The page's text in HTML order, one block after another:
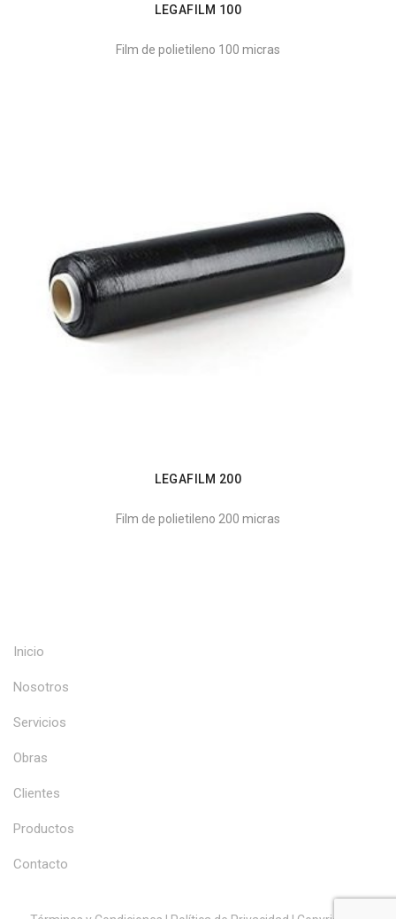
LEGAFILM 100
Film de polietileno 100 micras
LEGAFILM 200
Film de polietileno 200 micras
Inicio
Nosotros
Servicios
Obras
Clientes
Productos
Contacto